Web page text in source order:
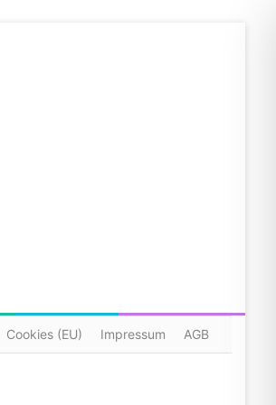
Cookies (EU) Impressum AGB